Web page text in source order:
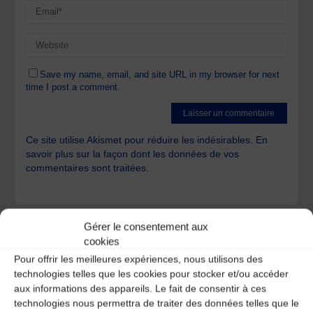
Gérer le consentement aux
cookies
Pour offrir les meilleures expériences, nous utilisons des
technologies telles que les cookies pour stocker et/ou accéder
aux informations des appareils. Le fait de consentir à ces
technologies nous permettra de traiter des données telles que le
Save my name, email, and site URL in my browser for next
time I post a comment.
Ce site utilise Akismet pour réduire les indésirables. En
savoir plus sur la façon dont les données de vos
commentaires sont traitées
A DECOUVRIR :